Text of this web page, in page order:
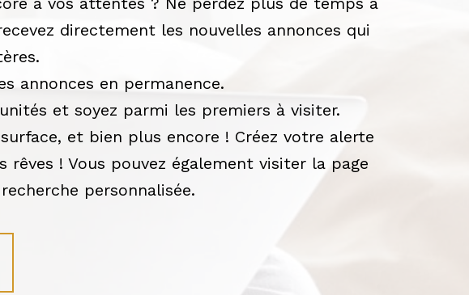
directement les nouvelles annonces qui
annonces en permanence.
et soyez parmi les premiers à visiter.
et bien plus encore ! Créez votre alerte
! Vous pouvez également visiter la page
personnalisée.